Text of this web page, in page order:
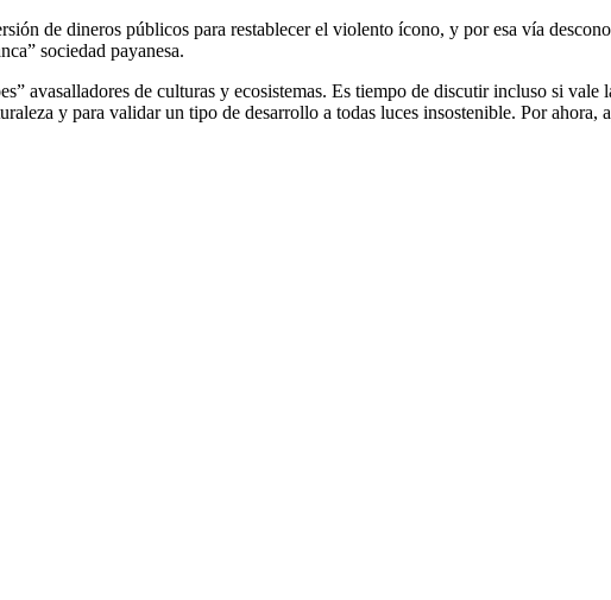
de dineros públicos para restablecer el violento ícono, y por esa vía
sociedad payanesa.
avasalladores de culturas y ecosistemas. Es tiempo de discutir incluso si
y para validar un tipo de desarrollo a todas luces insostenible. Por ahora,